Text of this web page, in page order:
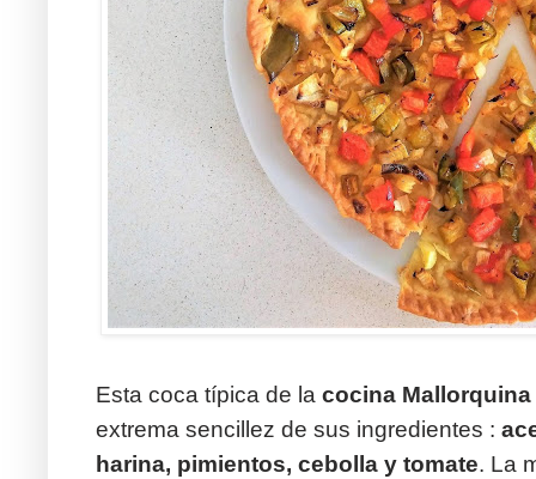
Esta coca típica de la cocina Mallorquina
extrema sencillez de sus ingredientes :
harina, pimientos, cebolla y tomate. La